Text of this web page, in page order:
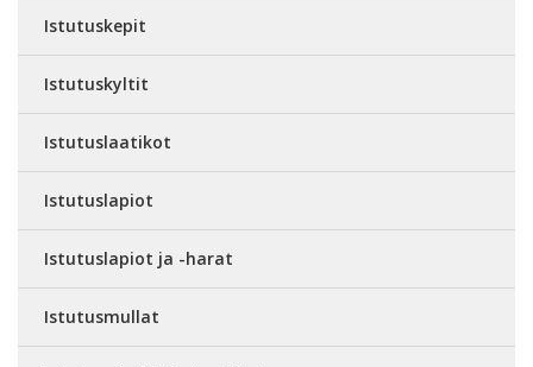
Istutuskepit
Istutuskyltit
Istutuslaatikot
Istutuslapiot
Istutuslapiot ja -harat
Istutusmullat